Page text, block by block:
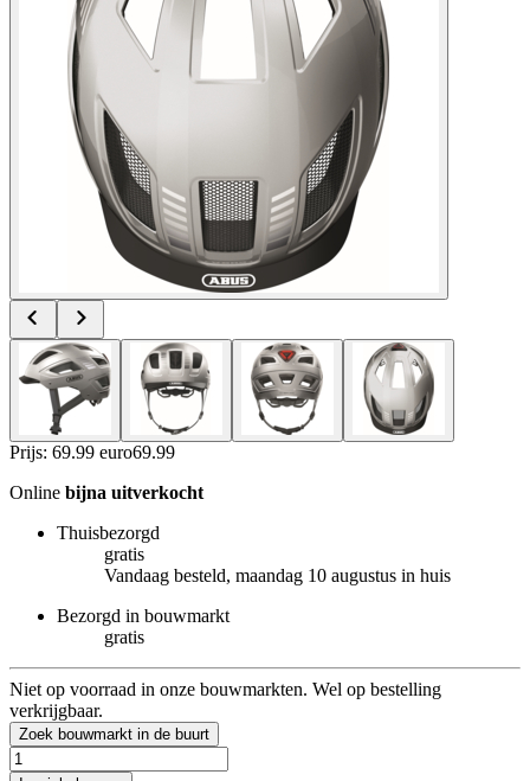
Prijs: 69.99 euro69.99
Online bijna uitverkocht
Thuisbezorgd
gratis
Vandaag besteld, maandag 10 augustus in huis
Bezorgd in bouwmarkt
gratis
Niet op voorraad in onze bouwmarkten. Wel op bestelling
verkrijgbaar.
Zoek bouwmarkt in de buurt